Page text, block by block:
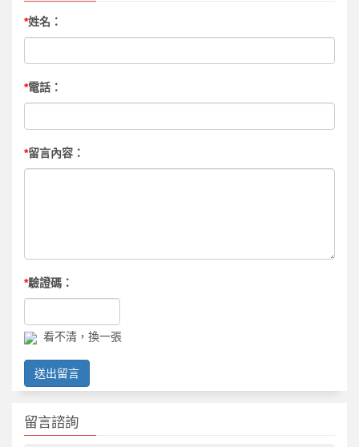
*姓名：
*電話：
*留言內容：
*驗證碼：
看不清，換一張
送出留言
留言諮詢